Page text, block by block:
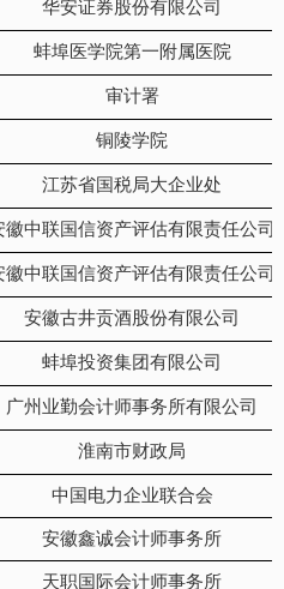
华安证券股份有限公司
蚌埠医学院第一附属医院
审计署
铜陵学院
江苏省国税局大企业处
徽中联国信资产评估有限责任公司
徽中联国信资产评估有限责任公司
安徽古井贡酒股份有限公司
蚌埠投资集团有限公司
广州业勤会计师事务所有限公司
淮南市财政局
中国电力企业联合会
安徽鑫诚会计师事务所
天职国际会计师事务所